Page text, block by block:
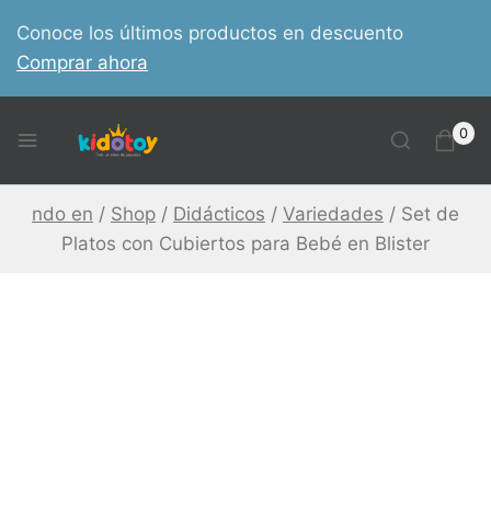
content
Conoce los últimos productos en descuento
Comprar ahora
0
ndo en / Shop / Didácticos / Variedades / Set de
Platos con Cubiertos para Bebé en Blister